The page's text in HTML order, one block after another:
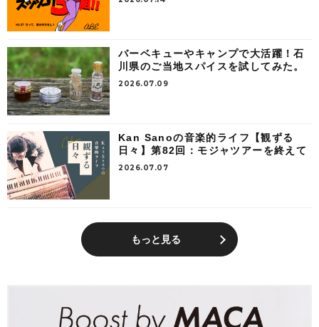
バーベキューやキャンプで大活躍！石
川県のご当地スパイスを試してみた。
2026.07.09
Kan Sanoの音楽的ライフ【観ずる
日々】第82回：モジャツアーを終えて
2026.07.07
もっと見る